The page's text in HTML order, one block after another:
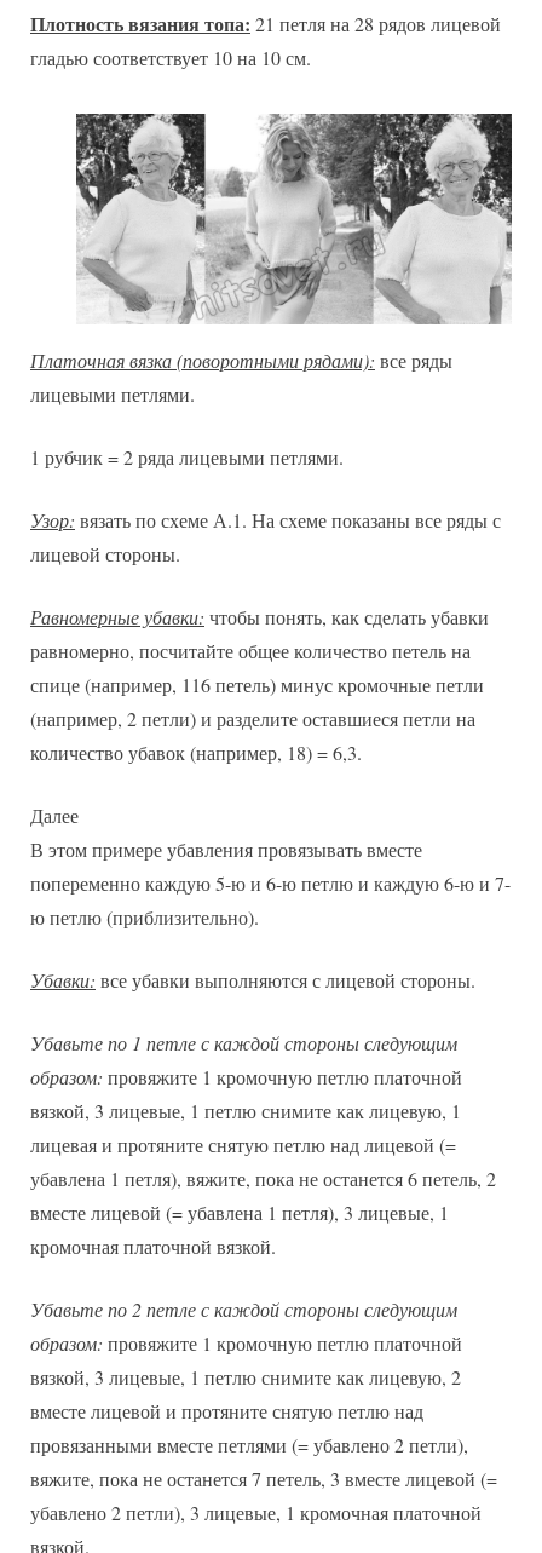
Плотность вязания топа: 21 петля на 28 рядов лицевой
гладью соответствует 10 на 10 см.
Платочная вязка (поворотными рядами): все ряды
лицевыми петлями.
1 рубчик = 2 ряда лицевыми петлями.
Узор: вязать по схеме А.1. На схеме показаны все ряды с
лицевой стороны.
Равномерные убавки: чтобы понять, как сделать убавки
равномерно, посчитайте общее количество петель на
спице (например, 116 петель) минус кромочные петли
(например, 2 петли) и разделите оставшиеся петли на
количество убавок (например, 18) = 6,3.
Далее
В этом примере убавления провязывать вместе
попеременно каждую 5-ю и 6-ю петлю и каждую 6-ю и 7-
ю петлю (приблизительно).
Убавки: все убавки выполняются с лицевой стороны.
Убавьте по 1 петле с каждой стороны следующим
образом: провяжите 1 кромочную петлю платочной
вязкой, 3 лицевые, 1 петлю снимите как лицевую, 1
лицевая и протяните снятую петлю над лицевой (=
убавлена 1 петля), вяжите, пока не останется 6 петель, 2
вместе лицевой (= убавлена 1 петля), 3 лицевые, 1
кромочная платочной вязкой.
Убавьте по 2 петле с каждой стороны следующим
образом: провяжите 1 кромочную петлю платочной
вязкой, 3 лицевые, 1 петлю снимите как лицевую, 2
вместе лицевой и протяните снятую петлю над
провязанными вместе петлями (= убавлено 2 петли),
вяжите, пока не останется 7 петель, 3 вместе лицевой (=
убавлено 2 петли), 3 лицевые, 1 кромочная платочной
вязкой.